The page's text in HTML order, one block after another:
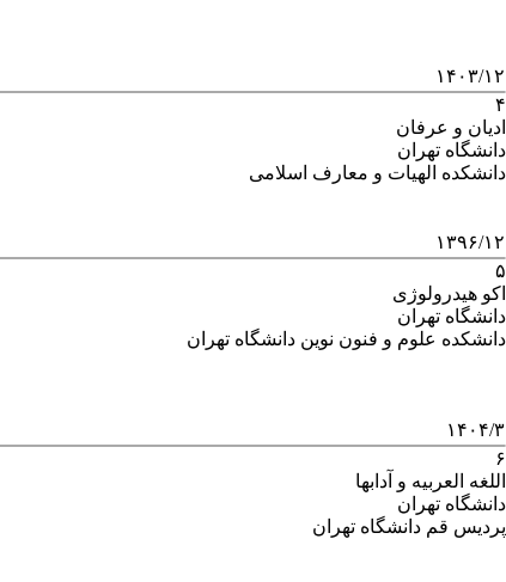
۱۴۰۳/۱۲
۴
ادیان و عرفان
دانشگاه تهران
دانشکده الهیات و معارف اسلامی
۱۳۹۶/۱۲
۵
اکو هیدرولوژی
دانشگاه تهران
دانشکده علوم و فنون نوین دانشگاه تهران
۱۴۰۴/۳
۶
اللغه العربیه و آدابها
دانشگاه تهران
پردیس قم دانشگاه تهران